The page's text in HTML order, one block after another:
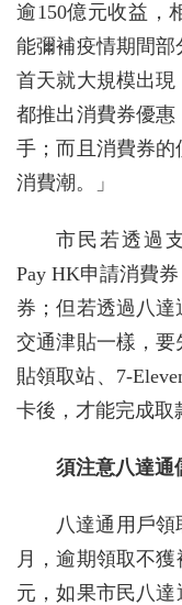
逾150億元收益，
能彌補疫情期間
首天就大規模出
都推出消費券優
手；而且消費券
消費潮。」
市民若透過
Pay HK申請消費
券；但若透過八
交通津貼一樣，
貼領取站、7-
卡後，才能完成取
須注意八達通
八達通用戶
月，逾期領取不
元，如果市民八